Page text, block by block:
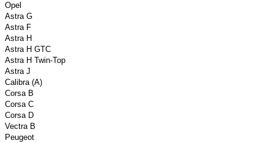
Opel
Astra G
Astra F
Astra H
Astra H GTC
Astra H Twin-Top
Astra J
Calibra (A)
Corsa B
Corsa C
Corsa D
Vectra B
Peugeot